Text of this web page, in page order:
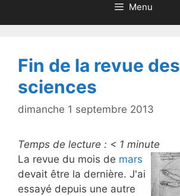
Menu
Fin de la revue des
sciences
dimanche 1 septembre 2013
Temps de lecture : < 1 minute
La revue du mois de mars
devait être la dernière. J'ai
essayé depuis une autre